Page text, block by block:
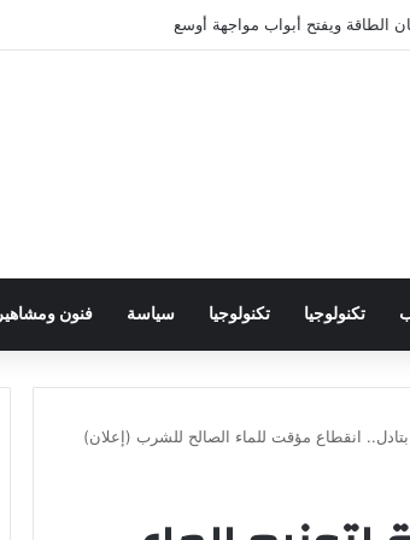
الطاقة ويفتح أبواب مواجهة أوسع
تكنولوجيا تكنولوجيا سياسة فنون ومشاهير
بتادل.. انقطاع مؤقت للماء الصالح للشرب (إعلان)